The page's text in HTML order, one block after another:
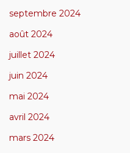
septembre 2024
août 2024
juillet 2024
juin 2024
mai 2024
avril 2024
mars 2024